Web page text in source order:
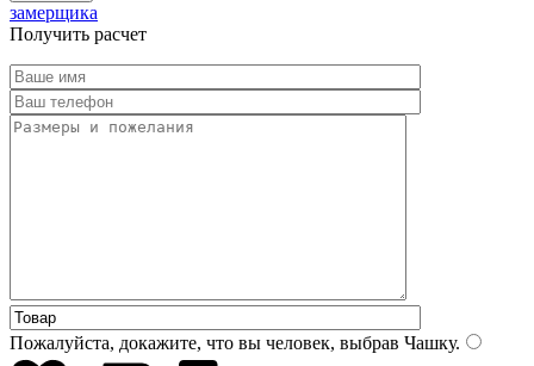
замерщика
Получить расчет
Пожалуйста, докажите, что вы человек, выбрав Чашку.